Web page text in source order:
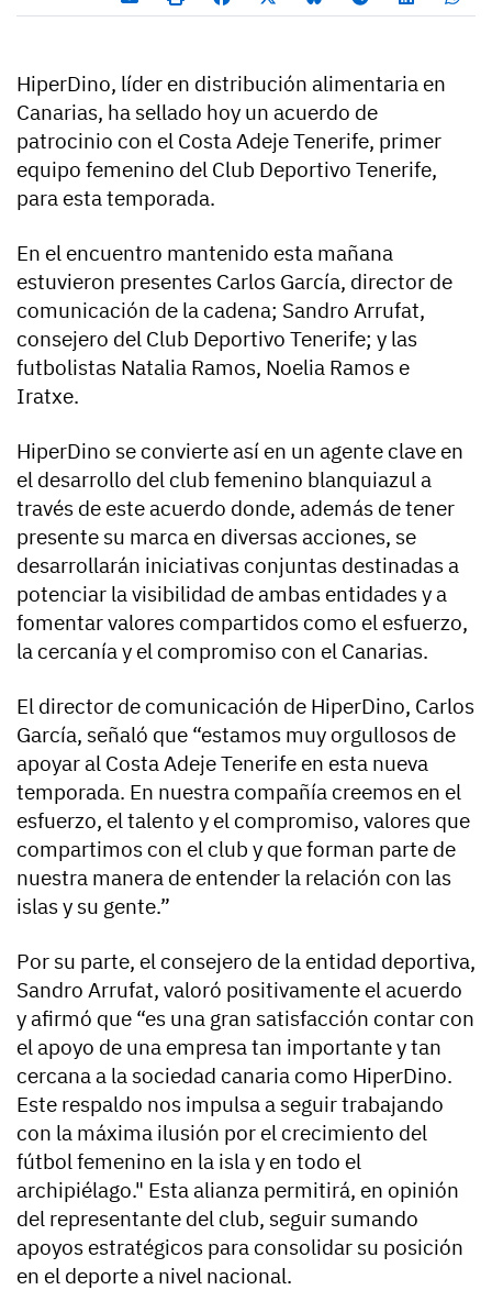
HiperDino, líder en distribución alimentaria en
Canarias, ha sellado hoy un acuerdo de
patrocinio con el Costa Adeje Tenerife, primer
equipo femenino del Club Deportivo Tenerife,
para esta temporada.
En el encuentro mantenido esta mañana
estuvieron presentes Carlos García, director de
comunicación de la cadena; Sandro Arrufat,
consejero del Club Deportivo Tenerife; y las
futbolistas Natalia Ramos, Noelia Ramos e
Iratxe.
HiperDino se convierte así en un agente clave en
el desarrollo del club femenino blanquiazul a
través de este acuerdo donde, además de tener
presente su marca en diversas acciones, se
desarrollarán iniciativas conjuntas destinadas a
potenciar la visibilidad de ambas entidades y a
fomentar valores compartidos como el esfuerzo,
la cercanía y el compromiso con el Canarias.
El director de comunicación de HiperDino, Carlos
García, señaló que “estamos muy orgullosos de
apoyar al Costa Adeje Tenerife en esta nueva
temporada. En nuestra compañía creemos en el
esfuerzo, el talento y el compromiso, valores que
compartimos con el club y que forman parte de
nuestra manera de entender la relación con las
islas y su gente.”
Por su parte, el consejero de la entidad deportiva,
Sandro Arrufat, valoró positivamente el acuerdo
y afirmó que “es una gran satisfacción contar con
el apoyo de una empresa tan importante y tan
cercana a la sociedad canaria como HiperDino.
Este respaldo nos impulsa a seguir trabajando
con la máxima ilusión por el crecimiento del
fútbol femenino en la isla y en todo el
archipiélago." Esta alianza permitirá, en opinión
del representante del club, seguir sumando
apoyos estratégicos para consolidar su posición
en el deporte a nivel nacional.